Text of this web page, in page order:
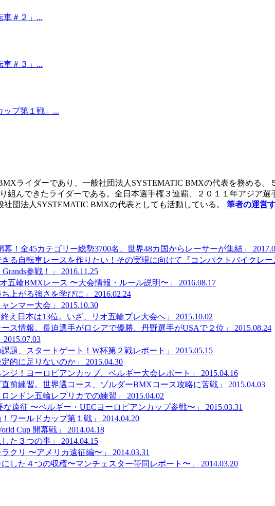
車＃２」...
車＃３」...
ップ第１戦」...
ライダーであり、一般社団法人SYSTEMATIC BMXの代表を務める
組んできたライダーである。全日本選手権３連覇、２０１１年アジア
団法人SYSTEMATIC BMXの代表としても活動している。 筆者の運営
！全45カテゴリー総勢3700名、世界48カ国からレーサーが集結」
る自転車レースを作りたい！その実現に向けて『コンパクトバイクレー
参戦！」
2016.11.25
五輪BMXレース 〜大会情報・ルール説明〜」
2016.08.17
上がる強さを学びに」
2016.02.24
ンマー大会」
2015.10.30
え日本は13位。いざ、リオ五輪プレ大会へ」
2015.10.02
ス情報。長迫選手がロシアで優勝、丹野選手がUSAで２位」
2015.08.24
2015.07.03
題、スタートゲート！W杯第２戦レポート」
2015.05.15
的に足りないのか」
2015.04.30
ジ！ヨーロピアンカップ、ベルギー大会レポート」
2015.04.16
前練習。世界選コース、ゾルダーBMXコース攻略に苦戦」
2015.04.03
ンドン五輪レプリカでの練習」
2015.04.02
遠征 〜ベルギー・UECヨーロピアンカップ参戦〜」
2015.03.31
ワールドカップ第１戦」
2014.04.20
Cup 開幕戦」
2014.04.18
た３つの事」
2014.04.15
クリ 〜アメリカ遠征編〜」
2014.03.31
した４つの収穫〜マンチェスター帯同レポート〜」 2014.03.20